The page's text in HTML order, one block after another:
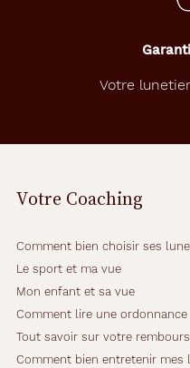
Votre
Votre Coaching
Comment bien choisir ses
Le sport et ma vue
Mon enfant et sa vue
Comment lire une ordonnance
Tout savoir sur votre
Comment bien entretenir mes